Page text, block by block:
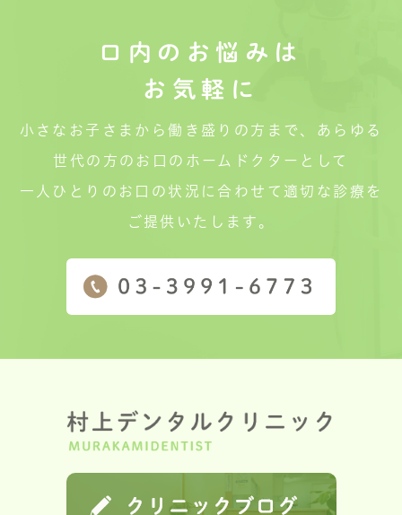
口内のお悩みは
お気軽に
小さなお子さまから働き盛りの方まで、あらゆる
世代の方のお口のホームドクターとして
一人ひとりのお口の状況に合わせて適切な診療を
ご提供いたします。